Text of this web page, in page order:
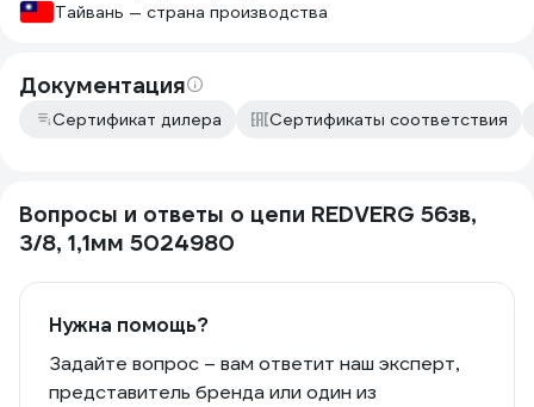
Тайвань — страна производства
Документация
Сертификат дилера Сертификаты соответствия
Вопросы и ответы о цепи REDVERG 56зв,
3/8, 1,1мм 5024980
Нужна помощь?
Задайте вопрос – вам ответит наш эксперт,
представитель бренда или один из